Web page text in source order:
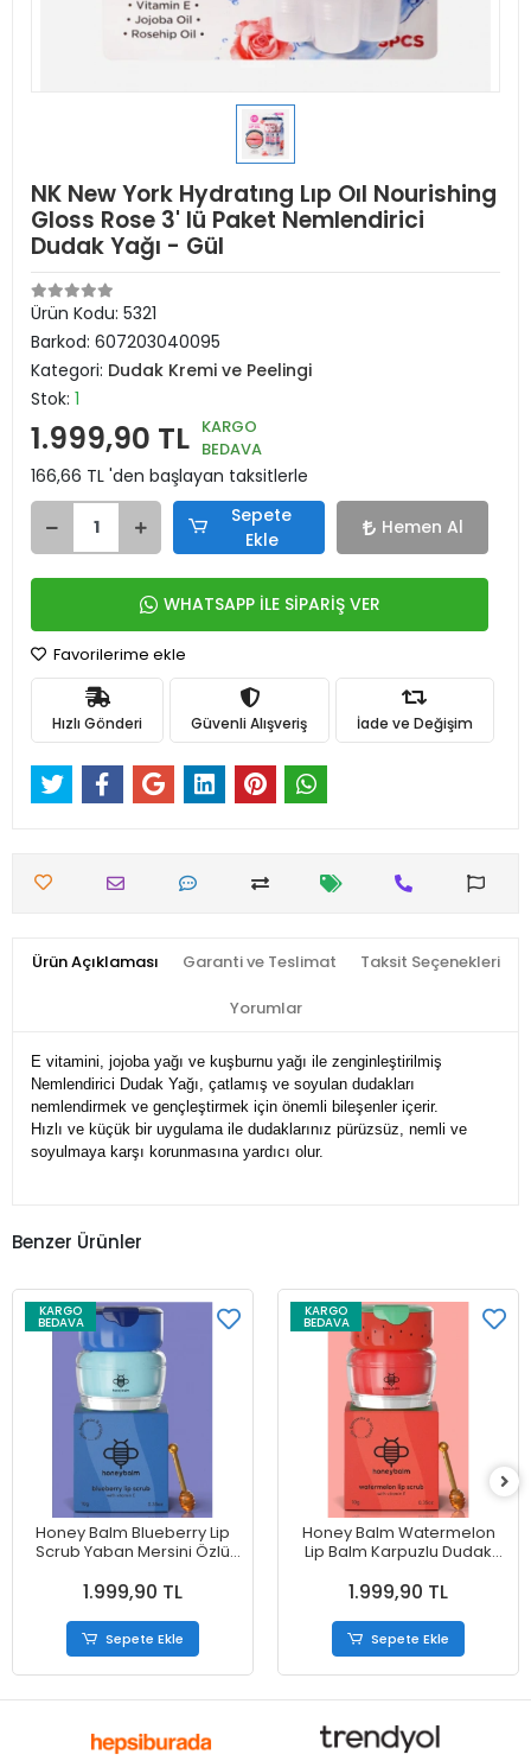
NK New York Hydratıng Lıp Oıl Nourishing
Gloss Rose 3' lü Paket Nemlendirici
Dudak Yağı - Gül
Ürün Kodu: 5321
Barkod: 607203040095
Kategori: Dudak Kremi ve Peelingi
Stok: 1
1.999,90 TL KARGO
BEDAVA
166,66 TL 'den başlayan taksitlerle
Sepete
Ekle
Hemen Al
WHATSAPP İLE SİPARİŞ VER
Favorilerime ekle
Hızlı Gönderi Güvenli Alışveriş İade ve Değişim
Ürün Açıklaması Garanti ve Teslimat Taksit Seçenekleri
Yorumlar
E vitamini, jojoba yağı ve kuşburnu yağı ile zenginleştirilmiş
Nemlendirici Dudak Yağı, çatlamış ve soyulan dudakları
nemlendirmek ve gençleştirmek için önemli bileşenler içerir.
Hızlı ve küçük bir uygulama ile dudaklarınız pürüzsüz, nemli ve
soyulmaya karşı korunmasına yardıcı olur.
Benzer Ürünler
KARGO
BEDAVA
Honey Balm Blueberry Lip
Scrub Yaban Mersini Özlü
1.999,90 TL
Sepete Ekle
KARGO
BEDAVA
Honey Balm Watermelon
Lip Balm Karpuzlu Dudak
1.999,90 TL
Sepete Ekle